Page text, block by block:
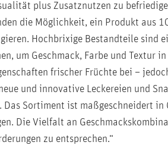
plus Zusatznutzen zu
die Möglichkeit, ein Produkt aus
Hochbrixige Bestandteile sind
um Geschmack, Farbe und Textur
frischer Früchte bei –
und innovative Leckereien und
Das Sortiment ist maßgeschneidert
Die Vielfalt an
zu entsprechen.“